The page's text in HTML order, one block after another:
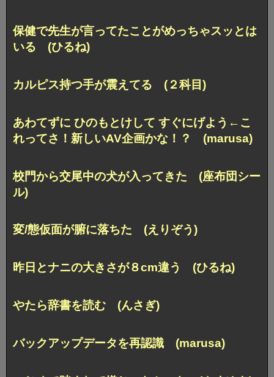
保健で先生が言ってたことがめっちゃスッとは
いる (ひるね)
カルピス持つ手が震えてる (２科目)
あわてずに ひのもとけして すぐにげよう ←こ
れってさ！新しいAV企画かな！？ (marusa)
校門から交尾中の犬が入ってきた (座布団シー
ル)
変/態仮面が腑に落ちた (えりぞう)
昨日とナニの大きさが８cm違う (ひるね)
やたら辞書を読む (んさぎ)
バックアップデータを再認識 (marusa)